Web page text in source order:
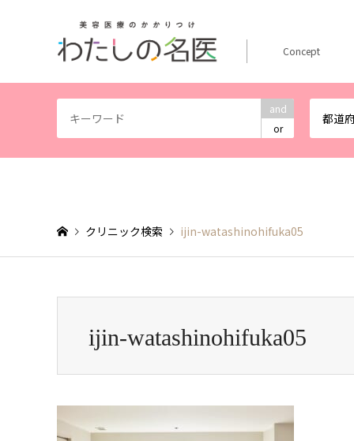
and
or
都道
Concept
クリニック検索 ijin-watashinohifuka05
ijin-watashinohifuka05